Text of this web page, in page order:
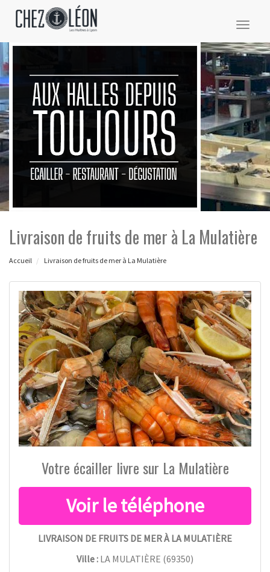
Livraison de fruits de mer à La Mulatière
Accueil Livraison de fruits de mer à La Mulatière
Votre écailler livre sur La Mulatière
LIVRAISON DE FRUITS DE MER À LA MULATIÈRE
Ville : LA MULATIÈRE (69350)